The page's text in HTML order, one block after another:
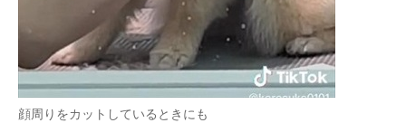
顔周りをカットしているときにも